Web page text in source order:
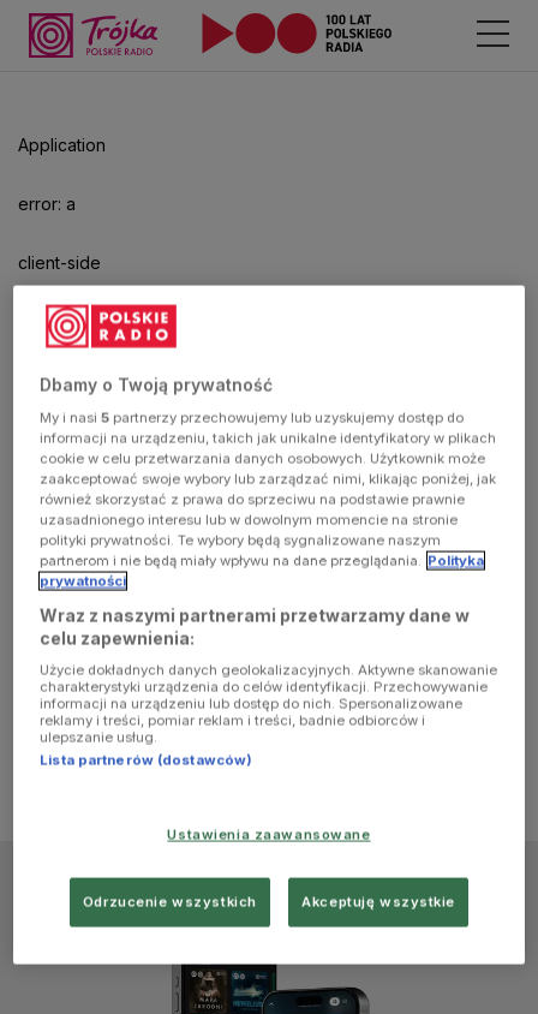
Application
error: a
client-side
exception
has
occurred
(see the
browser
console for
more
information)
aby
odtwarzać.
Dbamy o Twoją prywatność
My i nasi5 partnerzy przechowujemy lub uzyskujemy dostęp do
informacji na urządzeniu, takich jak unikalne identyfikatory w plikach
cookie w celu przetwarzania danych osobowych. Użytkownik może
zaakceptować swoje wybory lub zarządzać nimi, klikając poniżej, jak
również skorzystać z prawa do sprzeciwu na podstawie prawnie
uzasadnionego interesu lub w dowolnym momencie na stronie
polityki prywatności. Te wybory będą sygnalizowane naszym
partnerom i nie będą miały wpływu na dane przeglądania. Polityka
prywatności
Wraz z naszymi partnerami przetwarzamy dane w
celu zapewnienia:
Użycie dokładnych danych geolokalizacyjnych. Aktywne skanowanie
charakterystyki urządzenia do celów identyfikacji. Przechowywanie
informacji na urządzeniu lub dostęp do nich. Spersonalizowane
reklamy i treści, pomiar reklam i treści, badnie odbiorców i
ulepszanie usług.
Lista partnerów (dostawców)
Ustawienia zaawansowane
Odrzucenie wszystkich Akceptuję wszystkie